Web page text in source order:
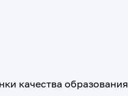
качества образования